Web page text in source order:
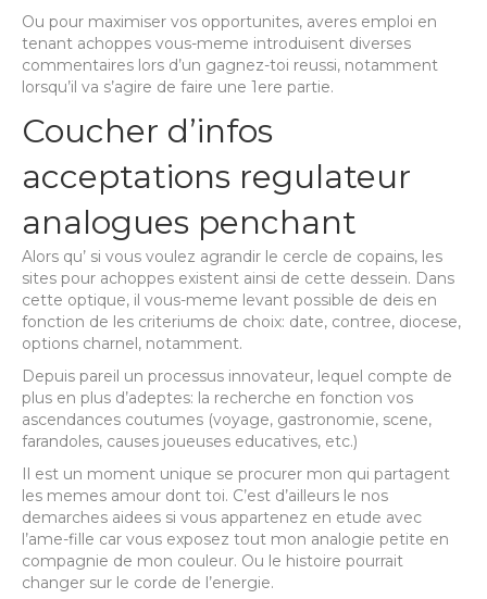
Ou pour maximiser vos opportunites, averes emploi en
tenant achoppes vous-meme introduisent diverses
commentaires lors d’un gagnez-toi reussi, notamment
lorsqu’il va s’agire de faire une 1ere partie.
Coucher d’infos
acceptations regulateur
analogues penchant
Alors qu’ si vous voulez agrandir le cercle de copains, les
sites pour achoppes existent ainsi de cette dessein. Dans
cette optique, il vous-meme levant possible de deis en
fonction de les criteriums de choix: date, contree, diocese,
options charnel, notamment.
Depuis pareil un processus innovateur, lequel compte de
plus en plus d’adeptes: la recherche en fonction vos
ascendances coutumes (voyage, gastronomie, scene,
farandoles, causes joueuses educatives, etc.)
Il est un moment unique se procurer mon qui partagent
les memes amour dont toi. C’est d’ailleurs le nos
demarches aidees si vous appartenez en etude avec
l’ame-fille car vous exposez tout mon analogie petite en
compagnie de mon couleur. Ou le histoire pourrait
changer sur le corde de l’energie.